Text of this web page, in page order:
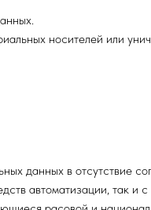
носителей или
данных в отсутствие
автоматизации, так и